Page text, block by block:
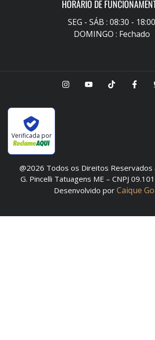
HORÁRIO DE
SEG - SÁB : 08:30 - 18:00
DOMINGO : Fechado
Verificada por
@2026 Todos os Direitos
G. Pincelli Tatuagens ME – CNPJ
Desenvolvido por Caique